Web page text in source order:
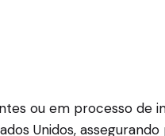
ou em processo de
Unidos, assegurando